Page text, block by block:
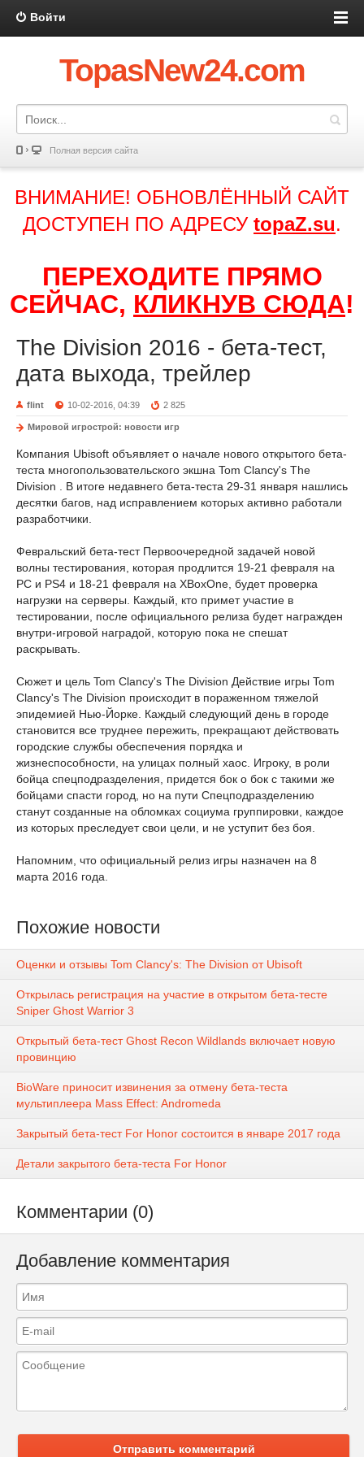
Войти
TopasNew24.com
Полная версия сайта
ВНИМАНИЕ! ОБНОВЛЁННЫЙ САЙТ
ДОСТУПЕН ПО АДРЕСУ topaZ.su.
ПЕРЕХОДИТЕ ПРЯМО
СЕЙЧАС, КЛИКНУВ СЮДА!
The Division 2016 - бета-тест,
дата выхода, трейлер
flint 10-02-2016, 04:39 2 825
Мировой игрострой: новости игр
Компания Ubisoft объявляет о начале нового открытого бета-
теста многопользовательского экшна Tom Clancy's The
Division . В итоге недавнего бета-теста 29-31 января нашлись
десятки багов, над исправлением которых активно работали
разработчики.
Февральский бета-тест Первоочередной задачей новой
волны тестирования, которая продлится 19-21 февраля на
PC и PS4 и 18-21 февраля на XBoxOne, будет проверка
нагрузки на серверы. Каждый, кто примет участие в
тестировании, после официального релиза будет награжден
внутри-игровой наградой, которую пока не спешат
раскрывать.
Сюжет и цель Tom Clancy's The Division Действие игры Tom
Clancy's The Division происходит в пораженном тяжелой
эпидемией Нью-Йорке. Каждый следующий день в городе
становится все труднее пережить, прекращают действовать
городские службы обеспечения порядка и
жизнеспособности, на улицах полный хаос. Игроку, в роли
бойца спецподразделения, придется бок о бок с такими же
бойцами спасти город, но на пути Спецподразделению
станут созданные на обломках социума группировки, каждое
из которых преследует свои цели, и не уступит без боя.
Напомним, что официальный релиз игры назначен на 8
марта 2016 года.
Похожие новости
Оценки и отзывы Tom Clancy's: The Division от Ubisoft
Открылась регистрация на участие в открытом бета-тесте
Sniper Ghost Warrior 3
Открытый бета-тест Ghost Recon Wildlands включает новую
провинцию
BioWare приносит извинения за отмену бета-теста
мультиплеера Mass Effect: Andromeda
Закрытый бета-тест For Honor состоится в январе 2017 года
Детали закрытого бета-теста For Honor
Комментарии (0)
Добавление комментария
Отправить комментарий